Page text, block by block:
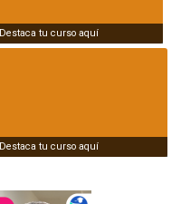
Destaca tu curso aquí
Destaca tu curso aquí